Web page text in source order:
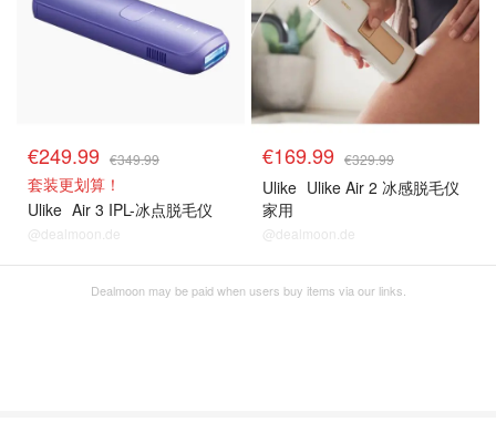
€249.99 €349.99
套装更划算！
Ulike Air 3 IPL-冰点脱毛仪
@dealmoon.de
€169.99 €329.99
Ulike Ulike Air 2 冰感脱毛仪
家用
@dealmoon.de
Dealmoon may be paid when users buy items via our links.